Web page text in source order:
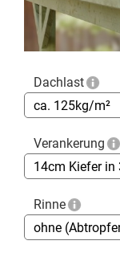
Dachlast
Verankerung
Rinne